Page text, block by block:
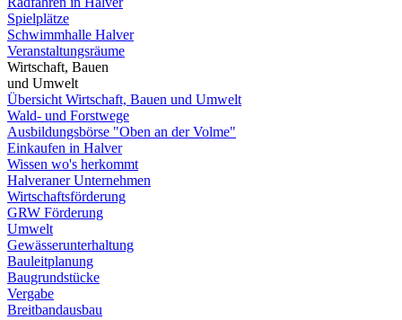
Spielplätze
Schwimmhalle Halver
Veranstaltungsräume
Wirtschaft, Bauen
und Umwelt
Übersicht Wirtschaft, Bauen und Umwelt
Wald- und Forstwege
Ausbildungsbörse "Oben an der Volme"
Einkaufen in Halver
Wissen wo's herkommt
Halveraner Unternehmen
Wirtschaftsförderung
GRW Förderung
Umwelt
Gewässerunterhaltung
Bauleitplanung
Baugrundstücke
Vergabe
Breitbandausbau